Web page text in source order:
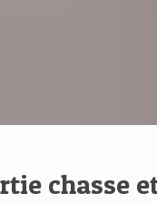
chasse